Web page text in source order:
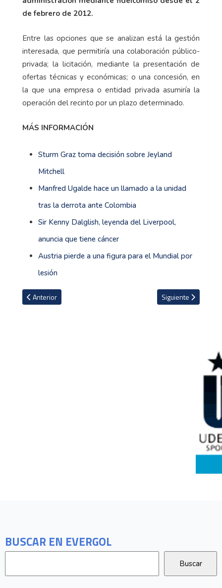
BUSCAR EN EVERGOL
de febrero de 2012.
Entre las opciones que se analizan está la gestión
interesada, que permitiría una colaboración público-
privada; la licitación, mediante la presentación de
ofertas técnicas y económicas; o una concesión, en
la que una empresa o entidad privada asumiría la
operación del recinto por un plazo determinado.
MÁS INFORMACIÓN
Sturm Graz toma decisión sobre Jeyland
Mitchell
Manfred Ugalde hace un llamado a la unidad
tras la derrota ante Colombia
Sir Kenny Dalglish, leyenda del Liverpool,
anuncia que tiene cáncer
Austria pierde a una figura para el Mundial por
lesión
Artículo anterior: Gran Maratón Costa Rica 2026 busca
Anterior Artículo siguiente:
Siguiente